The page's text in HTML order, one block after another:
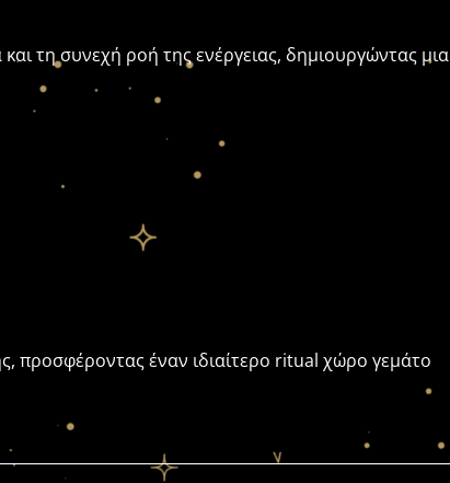
τη συνεχή ροή της ενέργειας, δημιουργώντας μια
προσφέροντας έναν ιδιαίτερο ritual χώρο γεμάτο